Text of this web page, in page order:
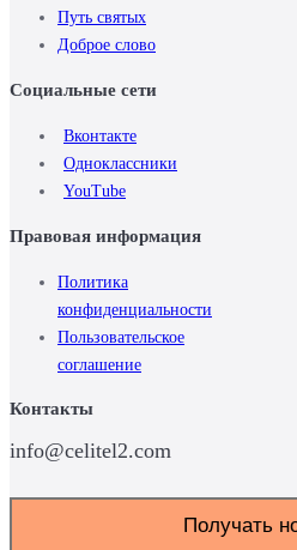
Путь святых
Доброе слово
Социальные сети
Вконтакте
Одноклассники
YouTube
Правовая информация
Политика
конфиденциальности
Пользовательское
cоглашение
Контакты
info@celitel2.com
Получать